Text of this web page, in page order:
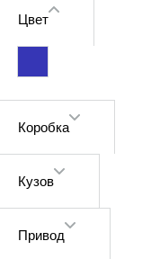
Цвет
Коробка
Кузов
Привод